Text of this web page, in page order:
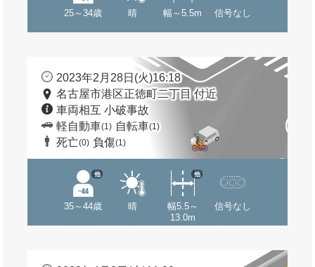
25～34歳 晴 幅～5.5m 信号なし
2023年2月28日(火)16:18
名古屋市港区正徳町二丁目 付近
車両相互 小破事故
軽自動車(1) 自転車(1)
死亡(0) 負傷(1)
35～44歳
他
晴
幅5.5～
13.0m
他
信号なし